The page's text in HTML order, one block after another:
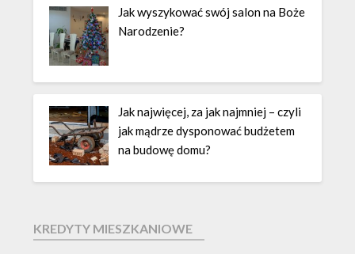
Jak wyszykować swój salon na Boże
Narodzenie?
Jak najwięcej, za jak najmniej – czyli
jak mądrze dysponować budżetem
na budowę domu?
KREDYTY MIESZKANIOWE